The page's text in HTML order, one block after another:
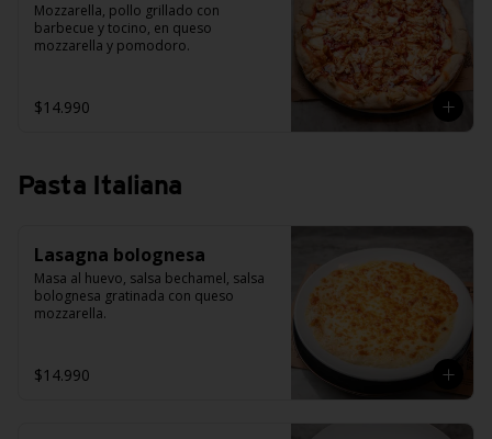
Mozzarella, pollo grillado con
barbecue y tocino, en queso
mozzarella y pomodoro.
$14.990
Pasta Italiana
Lasagna bolognesa
Masa al huevo, salsa bechamel, salsa
bolognesa gratinada con queso
mozzarella.
$14.990